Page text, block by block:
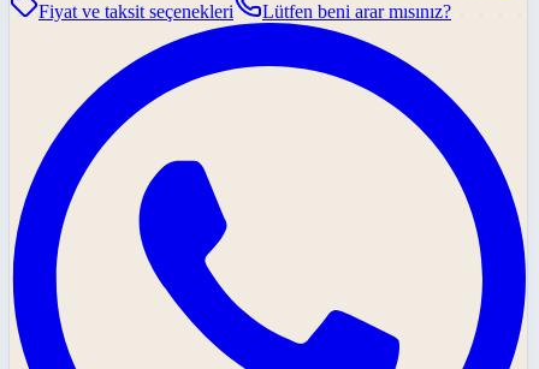
Fiyat ve taksit seçenekleri
Lütfen beni arar mısınız?